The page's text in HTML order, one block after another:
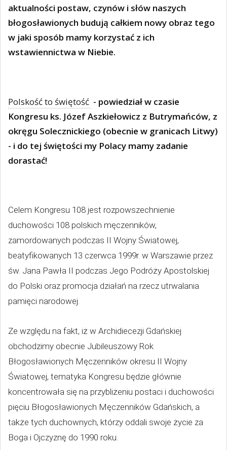
aktualności postaw, czynów i słów naszych
błogosławionych budują całkiem nowy obraz tego
w jaki sposób mamy korzystać z ich
wstawiennictwa w Niebie.
Polskość to świętość - powiedział w czasie
Kongresu ks. Józef Aszkiełowicz z Butrymańców, z
okręgu Solecznickiego (obecnie w granicach Litwy)
- i do tej świętości my Polacy mamy zadanie
dorastać!
Celem Kongresu 108 jest rozpowszechnienie
duchowości 108 polskich męczenników,
zamordowanych podczas II Wojny Światowej,
beatyfikowanych 13 czerwca 1999r. w Warszawie przez
św. Jana Pawła II podczas Jego Podróży Apostolskiej
do Polski oraz promocja działań na rzecz utrwalania
pamięci narodowej.
Ze względu na fakt, iż w Archidiecezji Gdańskiej
obchodzimy obecnie Jubileuszowy Rok
Błogosławionych Męczenników okresu II Wojny
Światowej, tematyka Kongresu będzie głównie
koncentrowała się na przybliżeniu postaci i duchowości
pięciu Błogosławionych Męczenników Gdańskich, a
także tych duchownych, którzy oddali swoje życie za
Boga i Ojczyznę do 1990 roku.